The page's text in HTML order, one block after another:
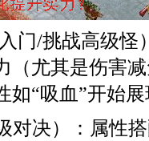
门/挑战高级怪
（尤其是伤害
如“吸血”开始
对决）：属性